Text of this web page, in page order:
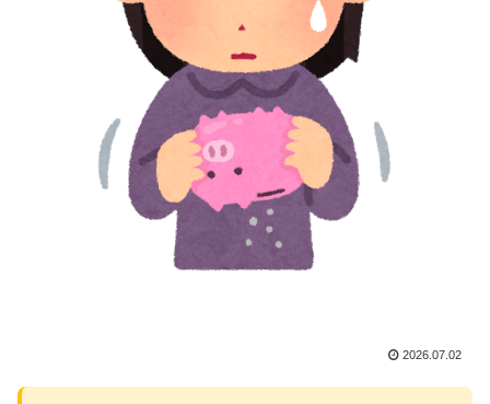
2026.07.02